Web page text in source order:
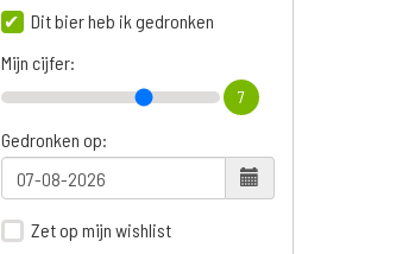
Dit bier heb ik gedronken
Mijn cijfer:
7
Gedronken op:
Zet op mijn wishlist